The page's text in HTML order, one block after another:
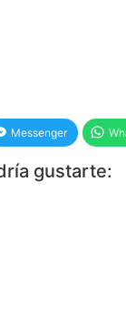
Messenger
gustarte: